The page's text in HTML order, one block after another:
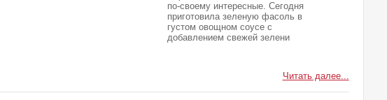
по-своему интересные. Сегодня
приготовила зеленую фасоль в
густом овощном соусе с
добавлением свежей зелени
Читать далее...